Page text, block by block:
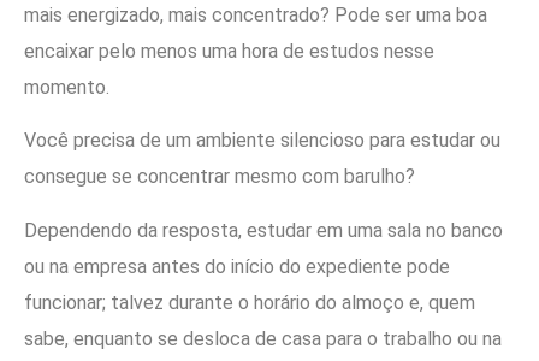
mais energizado, mais concentrado? Pode ser uma boa
encaixar pelo menos uma hora de estudos nesse
momento.
Você precisa de um ambiente silencioso para estudar ou
consegue se concentrar mesmo com barulho?
Dependendo da resposta, estudar em uma sala no banco
ou na empresa antes do início do expediente pode
funcionar; talvez durante o horário do almoço e, quem
sabe, enquanto se desloca de casa para o trabalho ou na